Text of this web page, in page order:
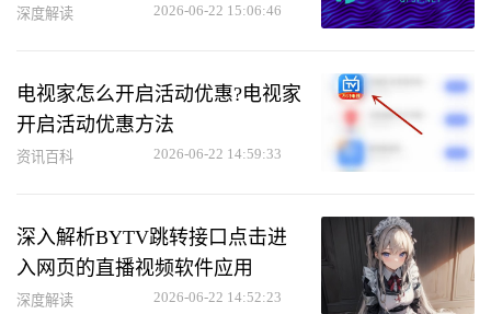
深度解读 2026-06-22 15:06:46
电视家怎么开启活动优惠?电视家
开启活动优惠方法
资讯百科 2026-06-22 14:59:33
深入解析BYTV跳转接口点击进
入网页的直播视频软件应用
深度解读 2026-06-22 14:52:23